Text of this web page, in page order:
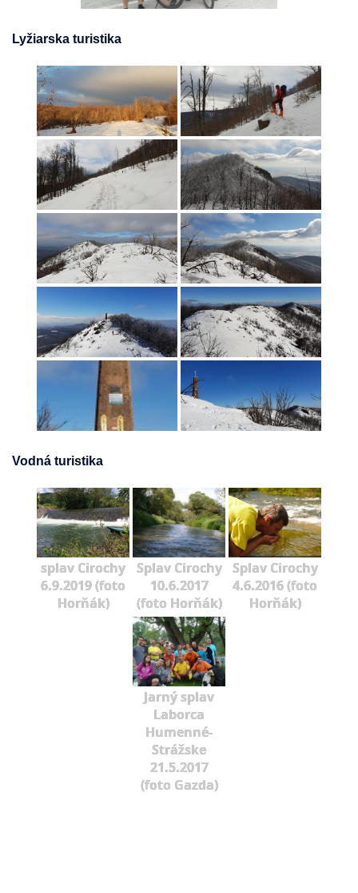
Lyžiarska turistika
Vodná turistika
splav Cirochy
6.9.2019 (foto
Horňák)
Splav Cirochy
10.6.2017
(foto Horňák)
Splav Cirochy
4.6.2016 (foto
Horňák)
Jarný splav
Laborca
Humenné-
Strážske
21.5.2017
(foto Gazda)